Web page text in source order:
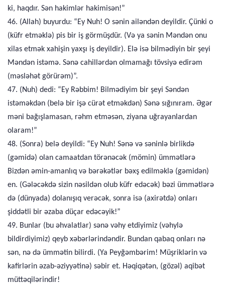
ki, haqdır. Sən hakimlər hakimisən!”
46. (Allah) buyurdu: “Ey Nuh! O sənin ailəndən deyildir. Çünki o
(küfr etməklə) pis bir iş görmüşdür. (Və ya sənin Məndən onu
xilas etmək xahişin yaxşı iş deyildir). Elə isə bilmədiyin bir şeyi
Məndən istəmə. Sənə cahillərdən olmamağı tövsiyə edirəm
(məsləhət görürəm)”.
47. (Nuh) dedi: “Ey Rəbbim! Bilmədiyim bir şeyi Səndən
istəməkdən (belə bir işə cürət etməkdən) Sənə sığınıram. Əgər
məni bağışlamasan, rəhm etməsən, ziyana uğrayanlardan
olaram!”
48. (Sonra) belə deyildi: “Ey Nuh! Sənə və səninlə birlikdə
(gəmidə) olan camaatdan törənəcək (mömin) ümmətlərə
Bizdən əmin-amanlıq və bərəkətlər bəxş edilməklə (gəmidən)
en. (Gələcəkdə sizin nəsildən olub küfr edəcək) bəzi ümmətlərə
də (dünyada) dolanışıq verəcək, sonra isə (axirətdə) onları
şiddətli bir əzaba düçar edəcəyik!”
49. Bunlar (bu əhvalatlar) sənə vəhy etdiyimiz (vəhylə
bildirdiyimiz) qeyb xəbərlərindəndir. Bundan qabaq onları nə
sən, nə də ümmətin bilirdi. (Ya Peyğəmbərim! Müşriklərin və
kafirlərin əzab-əziyyətinə) səbir et. Həqiqətən, (gözəl) aqibət
müttəqilərindir!